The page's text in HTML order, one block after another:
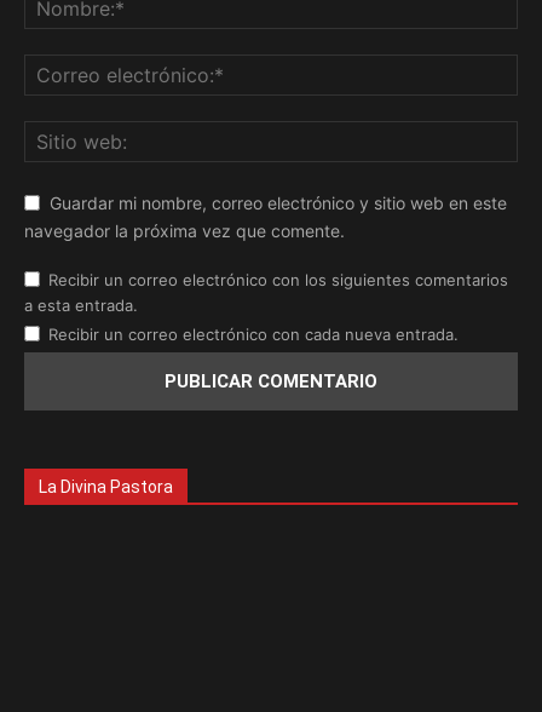
Guardar mi nombre, correo electrónico y sitio web en este
navegador la próxima vez que comente.
Recibir un correo electrónico con los siguientes comentarios
a esta entrada.
Recibir un correo electrónico con cada nueva entrada.
La Divina Pastora